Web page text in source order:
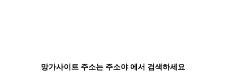
망가사이트 주소는 주소야 에서 검색하세요